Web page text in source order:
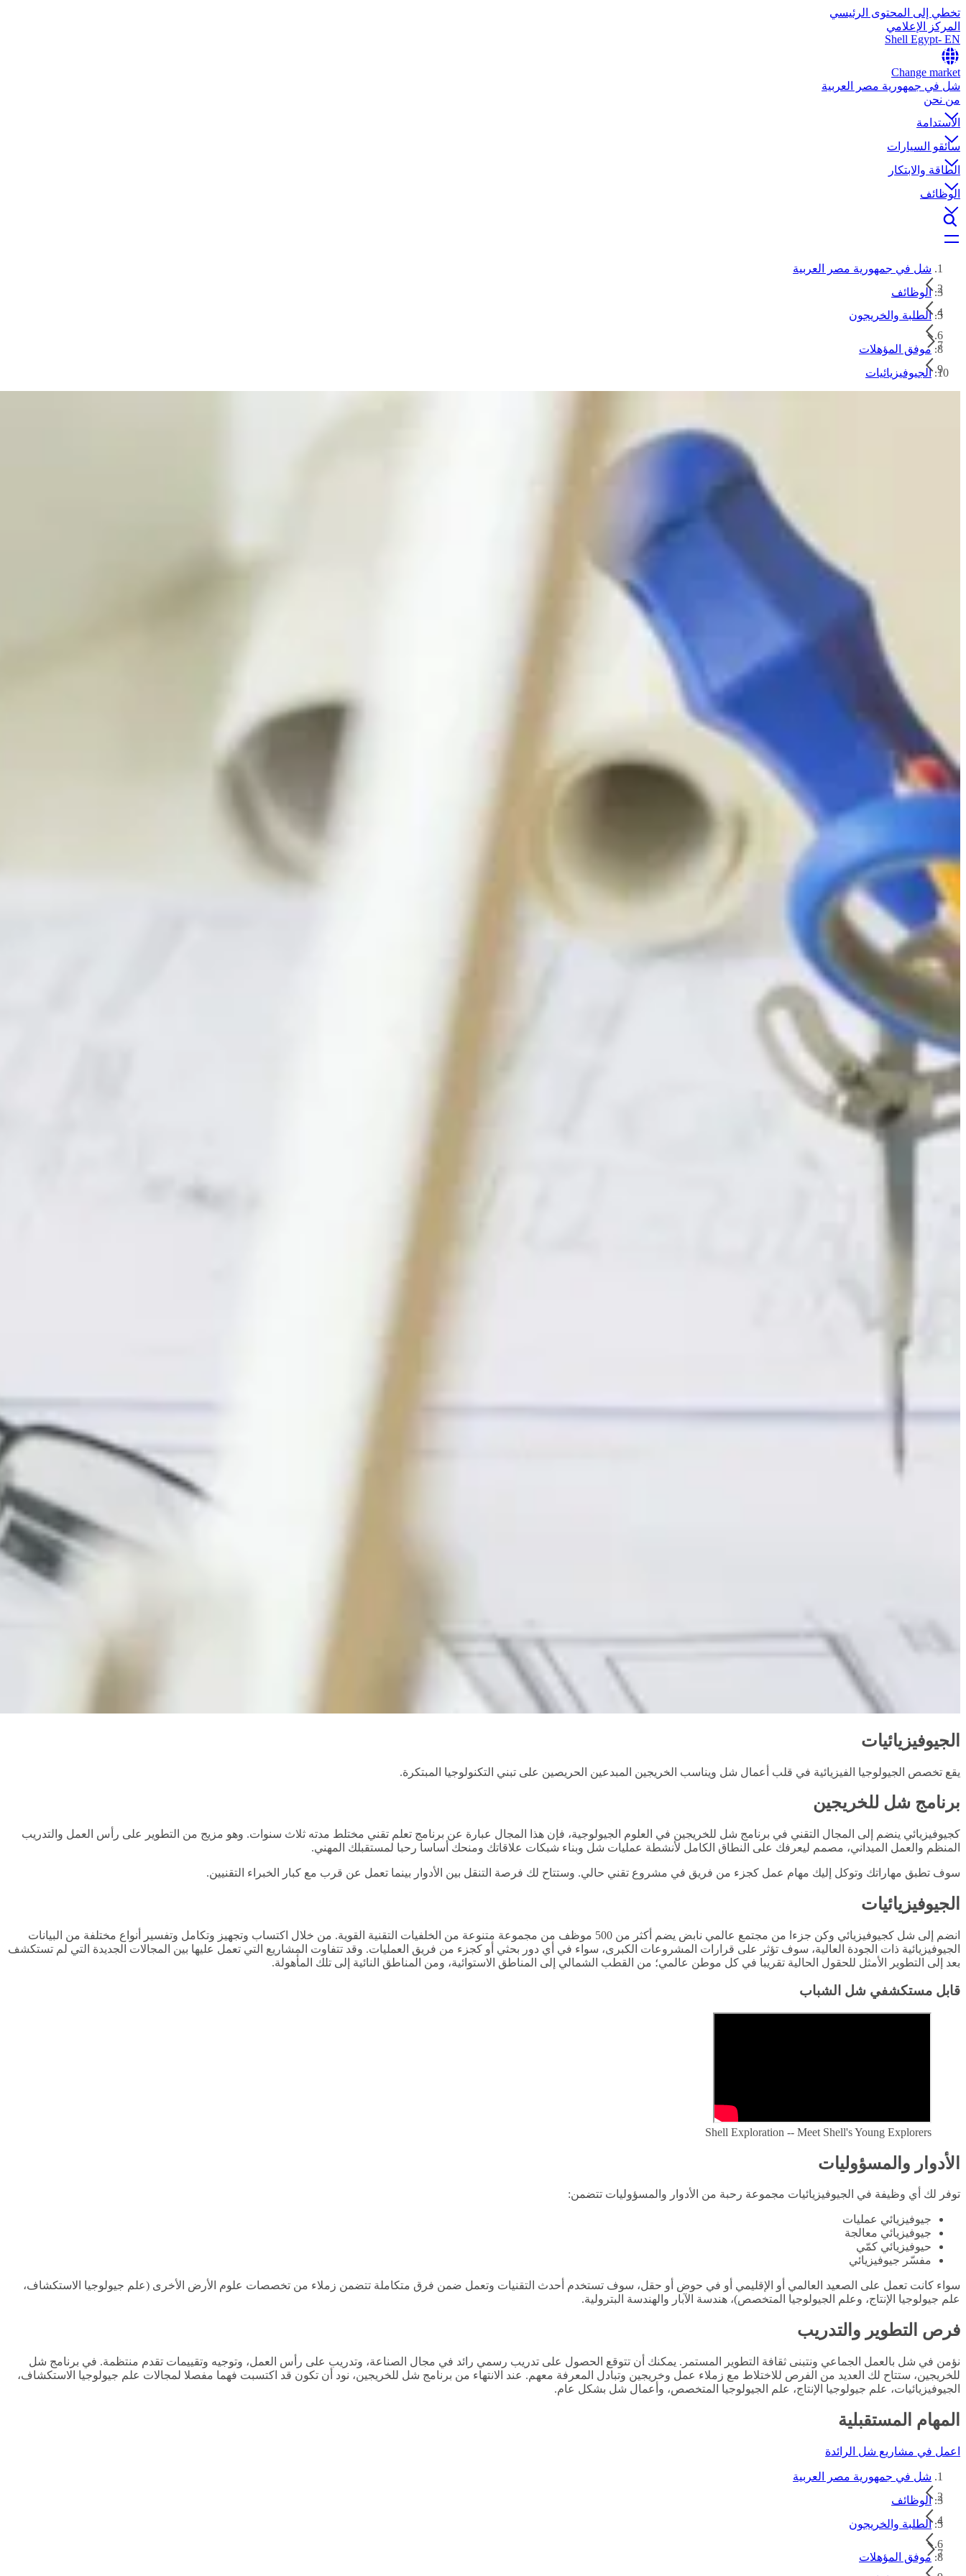
تخطي إلى المحتوى الرئيسي
المركز الإعلامي
Shell Egypt- EN
Change market
شل في جمهورية مصر العربية
من نحن
الاستدامة
سائقو السيارات
الطاقة والابتكار
الوظائف
شل في جمهورية مصر العربية
الوظائف
الطلبة والخريجون
موفق المؤهلات
الجيوفيزيائيات
الجيوفيزيائيات
يقع تخصص الجيولوجيا الفيزيائية في قلب أعمال شل ويناسب الخريجين المبدعين الحريصين على تبني التكنولوجيا المبتكرة.
برنامج شل للخريجين
كجيوفيزيائي ينضم إلى المجال التقني في برنامج شل للخريجين في العلوم الجيولوجية، فإن هذا المجال عبارة عن برنامج تعلم تقني مختلط مدته ثلاث سنوات. وهو مزيج من التطوير على رأس العمل والتدريب
المنظم والعمل الميداني، مصمم ليعرفك على النطاق الكامل لأنشطة عمليات شل وبناء شبكات علاقاتك ومنحك أساسا رحبا لمستقبلك المهني.
سوف تطبق مهاراتك وتوكل إليك مهام عمل كجزء من فريق في مشروع تقني حالي. وستتاح لك فرصة التنقل بين الأدوار بينما تعمل عن قرب مع كبار الخبراء التقنيين.
الجيوفيزيائيات
انضم إلى شل كجيوفيزيائي وكن جزءا من مجتمع عالمي نابض يضم أكثر من 500 موظف من مجموعة متنوعة من الخلفيات التقنية القوية. من خلال اكتساب وتجهيز وتكامل وتفسير أنواع مختلفة من البيانات
الجيوفيزيائية ذات الجودة العالية، سوف تؤثر على قرارات المشروعات الكبرى، سواء في أي دور بحثي أو كجزء من فريق العمليات. وقد تتفاوت المشاريع التي تعمل عليها بين المجالات الجديدة التي لم تستكشف
بعد إلى التطوير الأمثل للحقول الحالية تقريبا في كل موطن عالمي؛ من القطب الشمالي إلى المناطق الاستوائية، ومن المناطق النائية إلى تلك المأهولة.
قابل مستكشفي شل الشباب
Shell Exploration -- Meet Shell's Young Explorers
الأدوار والمسؤوليات
توفر لك أي وظيفة في الجيوفيزيائيات مجموعة رحبة من الأدوار والمسؤوليات تتضمن:
جيوفيزيائي عمليات
جيوفيزيائي معالجة
حيوفيزيائي كمّي
مفسّر جيوفيزيائي
سواء كانت تعمل على الصعيد العالمي أو الإقليمي أو في حوض أو حقل، سوف تستخدم أحدث التقنيات وتعمل ضمن فرق متكاملة تتضمن زملاء من تخصصات علوم الأرض الأخرى (علم جيولوجيا الاستكشاف،
علم جيولوجيا الإنتاج، وعلم الجيولوجيا المتخصص)، هندسة الآبار والهندسة البترولية.
فرص التطوير والتدريب
نؤمن في شل بالعمل الجماعي ونتبنى ثقافة التطوير المستمر. يمكنك أن تتوقع الحصول على تدريب رسمي رائد في مجال الصناعة، وتدريب على رأس العمل، وتوجيه وتقييمات تقدم منتظمة. في برنامج شل
للخريجين، ستتاح لك العديد من الفرص للاختلاط مع زملاء عمل وخريجين وتبادل المعرفة معهم. عند الانتهاء من برنامج شل للخريجين، نود أن تكون قد اكتسبت فهما مفصلا لمجالات علم جيولوجيا الاستكشاف،
الجيوفيزيائيات، علم جيولوجيا الإنتاج، علم الجيولوجيا المتخصص، وأعمال شل بشكل عام.
المهام المستقبلية
اعمل في مشاريع شل الرائدة
شل في جمهورية مصر العربية
الوظائف
الطلبة والخريجون
موفق المؤهلات